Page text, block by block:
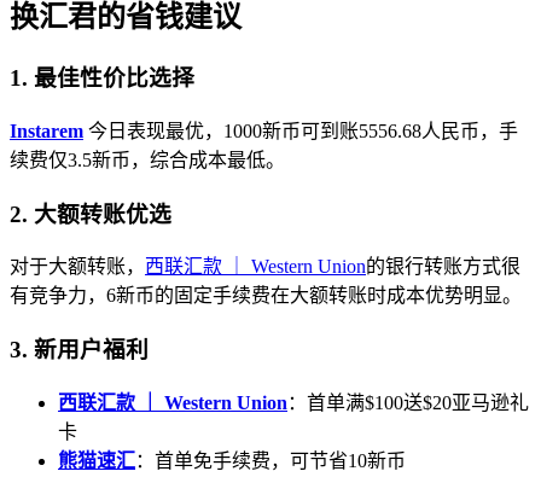
换汇君的省钱建议
1. 最佳性价比选择
Instarem 今日表现最优，1000新币可到账5556.68人民币，手
续费仅3.5新币，综合成本最低。
2. 大额转账优选
对于大额转账， 西联汇款 ｜ Western Union的银行转账方式很
有竞争力，6新币的固定手续费在大额转账时成本优势明显。
3. 新用户福利
西联汇款 ｜ Western Union ：首单满$100送$20亚马逊礼
卡
熊猫速汇：首单免手续费，可节省10新币